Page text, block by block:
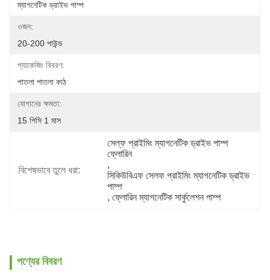
ম্যাগনেটিক ড্রাইভ পাম্প
ওজন:
20-200 পাউন্ড
প্যাকেজিং বিবরণ:
পাতলা পাতলা কাঠ
যোগানের ক্ষমতা:
15 পিসি 1 মাস
বিশেষভাবে তুলে ধরা:
সেল্ফ প্রাইমিং ম্যাগনেটিক ড্রাইভ পাম্প
ফ্লোরিন
,
সিকিউবিএফ সেলফ প্রাইমিং ম্যাগনেটিক ড্রাইভ
পাম্প
, ফ্লোরিন ম্যাগনেটিক সার্কুলেশন পাম্প
পণ্যের বিবরণ